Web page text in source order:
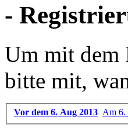
-
Um mit dem
bitte mit,
Vor dem 6. Aug 2013 Am 6.